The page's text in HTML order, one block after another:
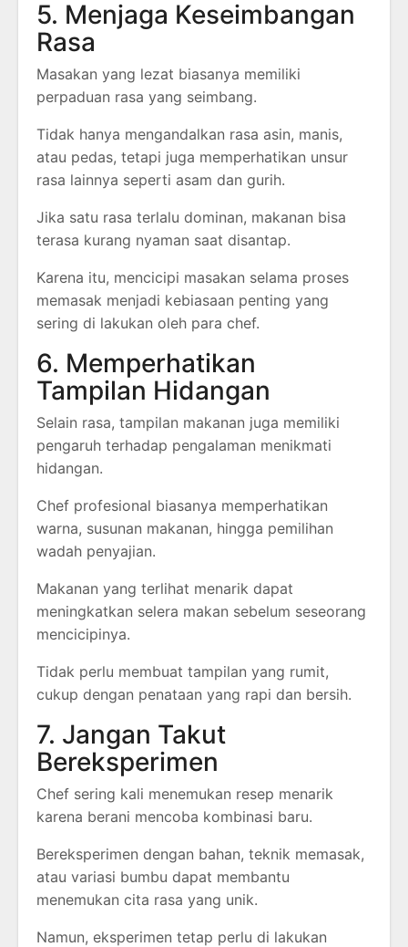
5. Menjaga Keseimbangan
Rasa
Masakan yang lezat biasanya memiliki
perpaduan rasa yang seimbang.
Tidak hanya mengandalkan rasa asin, manis,
atau pedas, tetapi juga memperhatikan unsur
rasa lainnya seperti asam dan gurih.
Jika satu rasa terlalu dominan, makanan bisa
terasa kurang nyaman saat disantap.
Karena itu, mencicipi masakan selama proses
memasak menjadi kebiasaan penting yang
sering di lakukan oleh para chef.
6. Memperhatikan
Tampilan Hidangan
Selain rasa, tampilan makanan juga memiliki
pengaruh terhadap pengalaman menikmati
hidangan.
Chef profesional biasanya memperhatikan
warna, susunan makanan, hingga pemilihan
wadah penyajian.
Makanan yang terlihat menarik dapat
meningkatkan selera makan sebelum seseorang
mencicipinya.
Tidak perlu membuat tampilan yang rumit,
cukup dengan penataan yang rapi dan bersih.
7. Jangan Takut
Bereksperimen
Chef sering kali menemukan resep menarik
karena berani mencoba kombinasi baru.
Bereksperimen dengan bahan, teknik memasak,
atau variasi bumbu dapat membantu
menemukan cita rasa yang unik.
Namun, eksperimen tetap perlu di lakukan